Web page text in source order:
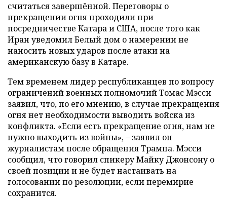
считаться завершённой. Переговоры о
прекращении огня проходили при
посредничестве Катара и США, после того как
Иран уведомил Белый дом о намерении не
наносить новых ударов после атаки на
американскую базу в Катаре.
Тем временем лидер республиканцев по вопросу
ограничений военных полномочий Томас Мэсси
заявил, что, по его мнению, в случае прекращения
огня нет необходимости выводить войска из
конфликта. «Если есть прекращение огня, нам не
нужно выходить из войны», – заявил он
журналистам после обращения Трампа. Мэсси
сообщил, что говорил спикеру Майку Джонсону о
своей позиции и не будет настаивать на
голосовании по резолюции, если перемирие
сохранится.